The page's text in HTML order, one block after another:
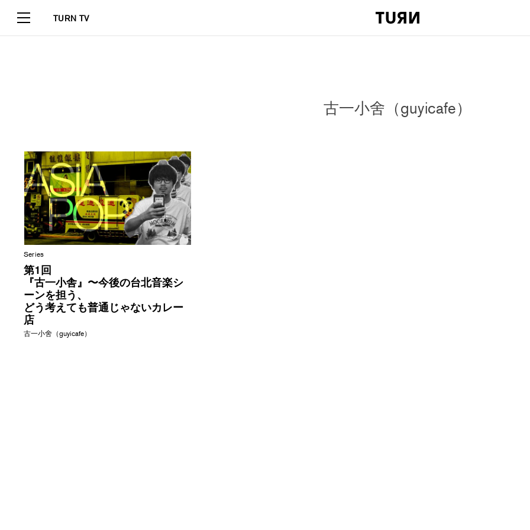
TURN TV
古一小舍（guyicafe）
Series
第1回
『古一小舎』〜今後の台北音楽シ
ーンを担う、
どう考えても普通じゃないカレー
店
古一小舍（guyicafe）